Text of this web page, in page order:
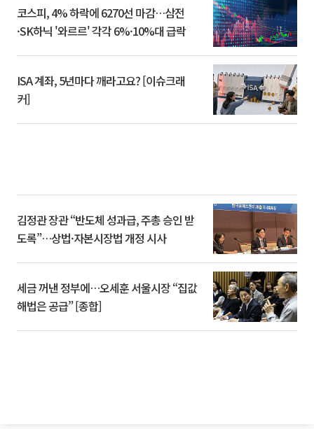
코스피, 4% 하락에 6270선 마감…삼전
·SK하닉 '와르르' 각각 6%·10%대 급락
ISA 계좌, 5년마다 깨라고요? [이슈크래
커]
김정관 장관 “반도체 성과급, 주총 승인 받
도록”…상법·자본시장법 개정 시사
세금 꺼낸 정부에…오세훈 서울시장 “집값
해법은 공급” [종합]